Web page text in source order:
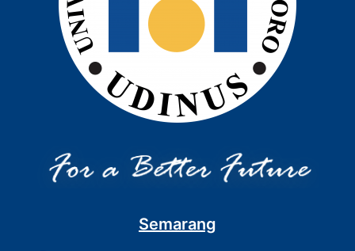
Semarang